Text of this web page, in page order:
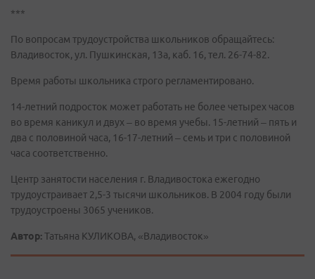
***
По вопросам трудоустройства школьников обращайтесь:
Владивосток, ул. Пушкинская, 13а, каб. 16, тел. 26-74-82.
Время работы школьника строго регламентировано.
14-летний подросток может работать не более четырех часов
во время каникул и двух – во время учебы. 15-летний – пять и
два с половиной часа, 16-17-летний – семь и три с половиной
часа соответственно.
Центр занятости населения г. Владивостока ежегодно
трудоустраивает 2,5-3 тысячи школьников. В 2004 году были
трудоустроены 3065 учеников.
Автор:Татьяна КУЛИКОВА, «Владивосток»